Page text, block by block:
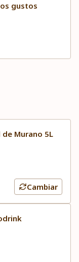
gustos
Murano 5L
Cambiar